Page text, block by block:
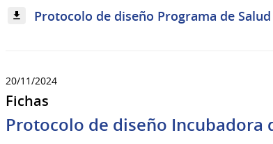
Protocolo de diseño Programa de
20/11/2024
Fichas
Protocolo de diseño Incubadora